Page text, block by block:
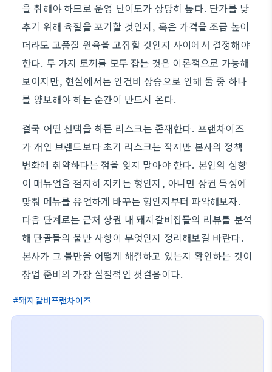
을 취해야 하므로 운영 난이도가 상당히 높다. 단가를 낮
추기 위해 육질을 포기할 것인지, 혹은 가격을 조금 높이
더라도 고품질 원육을 고집할 것인지 사이에서 결정해야
한다. 두 가지 토끼를 모두 잡는 것은 이론적으로 가능해
보이지만, 현실에서는 인건비 상승으로 인해 둘 중 하나
를 양보해야 하는 순간이 반드시 온다.
결국 어떤 선택을 하든 리스크는 존재한다. 프랜차이즈
가 개인 브랜드보다 초기 리스크는 작지만 본사의 정책
변화에 취약하다는 점을 잊지 말아야 한다. 본인의 성향
이 매뉴얼을 철저히 지키는 형인지, 아니면 상권 특성에
맞춰 메뉴를 유연하게 바꾸는 형인지부터 파악해보자.
다음 단계로는 근처 상권 내 돼지갈비집들의 리뷰를 분석
해 단골들의 불만 사항이 무엇인지 정리해보길 바란다.
본사가 그 불만을 어떻게 해결하고 있는지 확인하는 것이
창업 준비의 가장 실질적인 첫걸음이다.
돼지갈비프랜차이즈